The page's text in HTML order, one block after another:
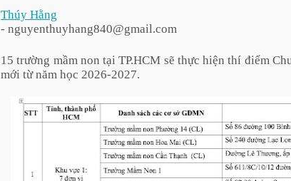
Thúy Hằng
- nguyenthuyhang840@gmail.com
15 trường mầm non tại TP.HCM sẽ thực hiện thí điểm
mới từ năm học 2026-2027.